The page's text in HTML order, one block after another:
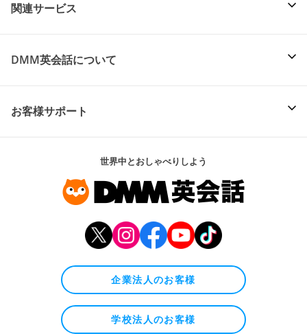
関連サービス
DMM英会話について
お客様サポート
世界中とおしゃべりしよう
企業法人のお客様
学校法人のお客様